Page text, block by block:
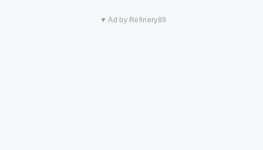
▼ Ad by Refinery89